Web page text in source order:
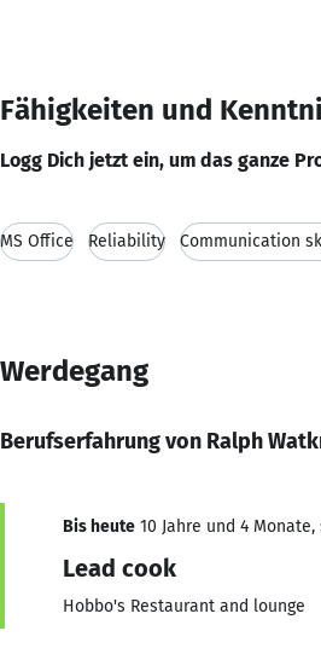
Fähigkeiten und
Logg Dich jetzt ein, um das ganze
MS Office Reliability Communication
Werdegang
Berufserfahrung von Ralph
Bis heute 10 Jahre und 4
Lead cook
Hobbo's Restaurant and lounge